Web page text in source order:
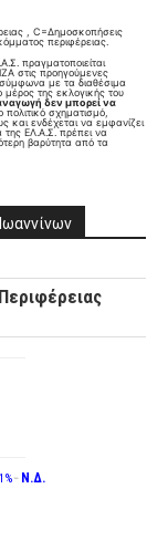
, C=Δημοσκοπήσεις
περιφέρειας.
πραγματοποιείται
στις προηγούμενες
με τα διαθέσιμα
μέρος της εκλογικής του
δεν μπορεί να
σχηματισμό,
και ενδέχεται να εμφανίζει
ΕΛ.Α.Σ. πρέπει να
βαρύτητα από τα